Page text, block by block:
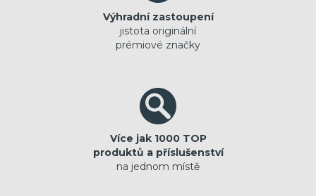
Výhradní zastoupení
jistota originální
prémiové značky
Více jak 1000 TOP
produktů a příslušenství
na jednom místě